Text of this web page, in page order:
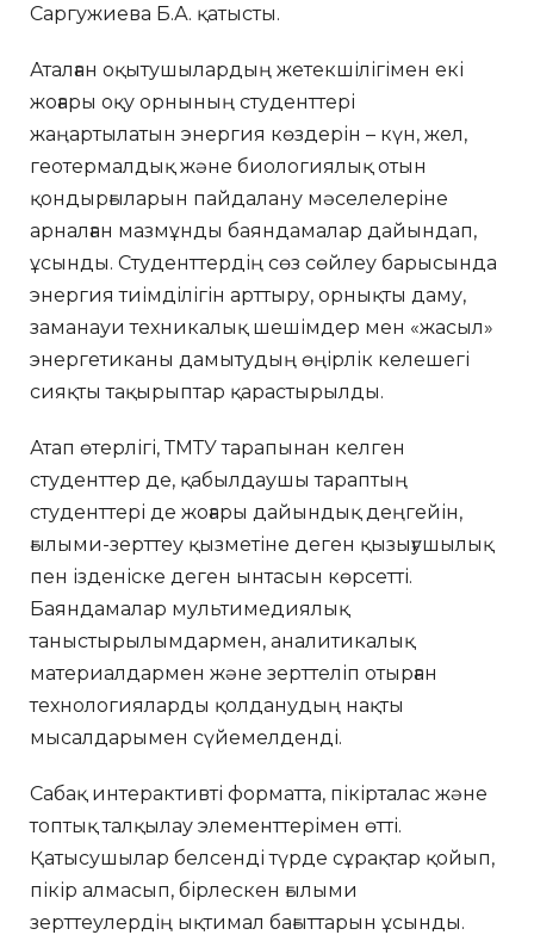
Саргужиева Б.А. қатысты.
Аталған оқытушылардың жетекшілігімен екі
жоғары оқу орнының студенттері
жаңартылатын энергия көздерін – күн, жел,
геотермалдық және биологиялық отын
қондырғыларын пайдалану мәселелеріне
арналған мазмұнды баяндамалар дайындап,
ұсынды. Студенттердің сөз сөйлеу барысында
энергия тиімділігін арттыру, орнықты даму,
заманауи техникалық шешімдер мен «жасыл»
энергетиканы дамытудың өңірлік келешегі
сияқты тақырыптар қарастырылды.
Атап өтерлігі, ТМТУ тарапынан келген
студенттер де, қабылдаушы тараптың
студенттері де жоғары дайындық деңгейін,
ғылыми-зерттеу қызметіне деген қызығушылық
пен ізденіске деген ынтасын көрсетті.
Баяндамалар мультимедиялық
таныстырылымдармен, аналитикалық
материалдармен және зерттеліп отырған
технологияларды қолданудың нақты
мысалдарымен сүйемелденді.
Сабақ интерактивті форматта, пікірталас және
топтық талқылау элементтерімен өтті.
Қатысушылар белсенді түрде сұрақтар қойып,
пікір алмасып, бірлескен ғылыми
зерттеулердің ықтимал бағыттарын ұсынды.